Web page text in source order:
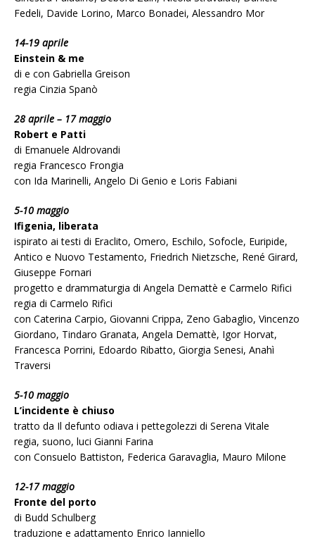
Fedeli, Davide Lorino, Marco Bonadei, Alessandro Mor
14-19 aprile
Einstein & me
di e con Gabriella Greison
regia Cinzia Spanò
28 aprile – 17 maggio
Robert e Patti
di Emanuele Aldrovandi
regia Francesco Frongia
con Ida Marinelli, Angelo Di Genio e Loris Fabiani
5-10 maggio
Ifigenia, liberata
ispirato ai testi di Eraclito, Omero, Eschilo, Sofocle, Euripide,
Antico e Nuovo Testamento, Friedrich Nietzsche, René Girard,
Giuseppe Fornari
progetto e drammaturgia di Angela Demattè e Carmelo Rifici
regia di Carmelo Rifici
con Caterina Carpio, Giovanni Crippa, Zeno Gabaglio, Vincenzo
Giordano, Tindaro Granata, Angela Demattè, Igor Horvat,
Francesca Porrini, Edoardo Ribatto, Giorgia Senesi, Anahì
Traversi
5-10 maggio
L’incidente è chiuso
tratto da Il defunto odiava i pettegolezzi di Serena Vitale
regia, suono, luci Gianni Farina
con Consuelo Battiston, Federica Garavaglia, Mauro Milone
12-17 maggio
Fronte del porto
di Budd Schulberg
traduzione e adattamento Enrico Ianniello